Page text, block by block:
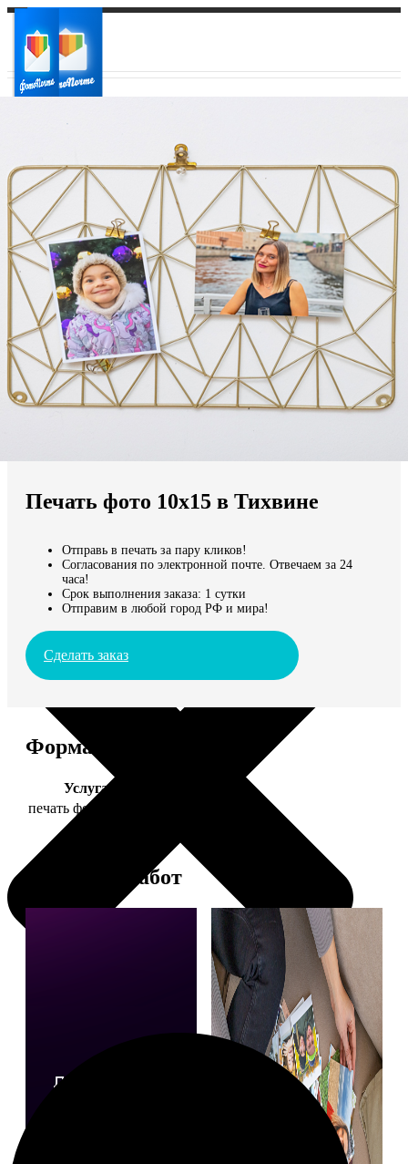
Ваш город:
Ваш регион доставки
Выберите из списка:
Мы доставляем по всему миру
Продолжить без города
Печать фото 10х15 в Тихвине
Отправь в печать за пару кликов!
Согласования по электронной почте. Отвечаем за 24
часа!
Срок выполнения заказа: 1 сутки
Отправим в любой город РФ и мира!
Сделать заказ
Форматы и цены
Услуга
печать фото 10х15
Примеры работ